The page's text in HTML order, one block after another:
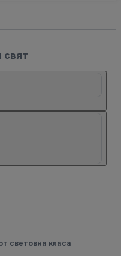
свят
световна класа